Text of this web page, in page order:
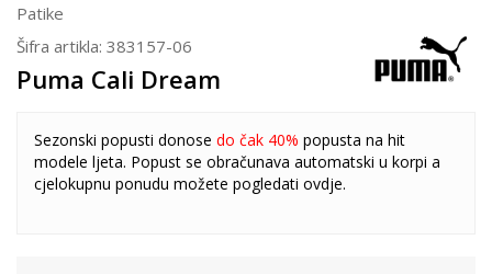
Patike
Šifra artikla: 383157-06
Puma Cali Dream
Sezonski popusti donose do čak 40% popusta na hit
modele ljeta. Popust se obračunava automatski u korpi a
cjelokupnu ponudu možete pogledati ovdje.